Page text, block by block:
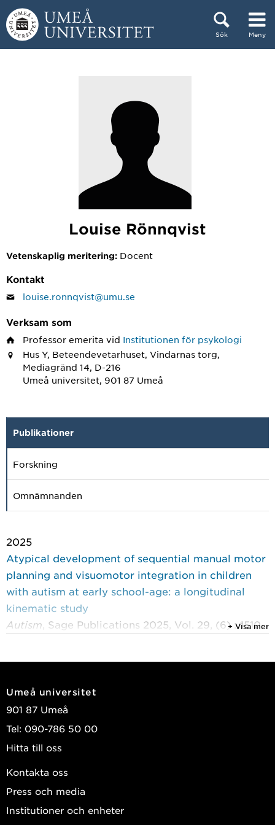
Hoppa direkt till innehållet
Sök Meny
Louise Rönnqvist
Vetenskaplig meritering: Docent
Kontakt
louise.ronnqvist@umu.se
Verksam som
Professor emerita vid Institutionen för psykologi
Hus Y, Beteendevetarhuset, Vindarnas torg,
Mediagränd 14, D-216
Umeå universitet, 901 87 Umeå
Publikationer
Forskning
Omnämnanden
2025
Atypical development of sequential manual motor
planning and visuomotor integration in children
with autism at early school-age: a longitudinal
kinematic study
Autism , Sage Publications 2025, Vol. 29, (6) : 1510-
2024
Visuomotor integration in the development of
action planning in children with autismspectrum
disorder over the ages of 7-to 9-years-old
Developmental Medicine & Child Neurology
Bäckström, Anna; Rudolfsson, Thomas; Johansson,
Anna-Maria; et al.
+ Visa mer
Umeå universitet
901 87 Umeå
Tel: 090-786 50 00
Hitta till oss
Kontakta oss
Press och media
Institutioner och enheter